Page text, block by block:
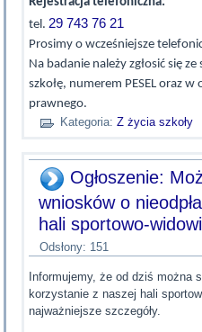
tel.29 743 76 21
Prosimy o wcześniejsze
Na badanie należy zgłosić się
szkołę, numerem PESEL oraz
prawnego.
Kategoria:Z życia szkoły
Ogłoszenie:
wniosków o
hali sportowo-
Odsłony: 151
Informujemy, że od dziś można
korzystanie z naszej hali
najważniejsze szczegóły.